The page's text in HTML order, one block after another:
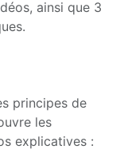
ainsi que 3
principes de
les
explicatives :